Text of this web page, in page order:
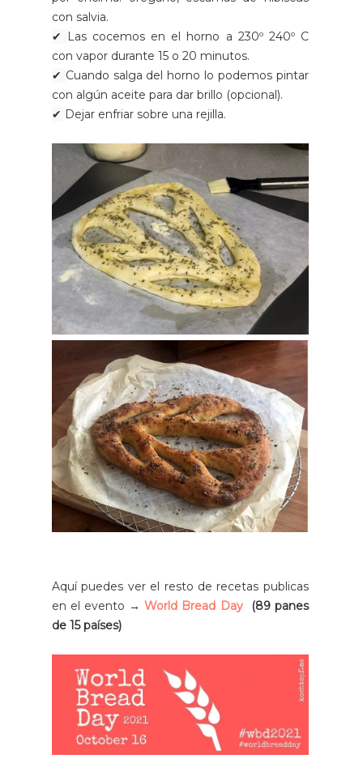
con salvia.
✔
Las cocemos en el horno a 230º 240º C
con vapor durante 15 o 20 minutos.
✔ Cuando salga del horno lo podemos pintar
con algún aceite para dar brillo (opcional).
✔ Dejar enfriar sobre una rejilla.
Aquí puedes ver el resto de recetas publicas
en el evento →World Bread Day(89 panes
de 15 países)